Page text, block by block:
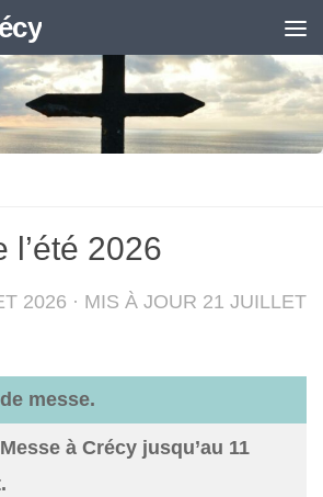
l’été 2026
2026 · MIS À JOUR 21 JUILLET
messe.
Messe à Crécy jusqu’au 11